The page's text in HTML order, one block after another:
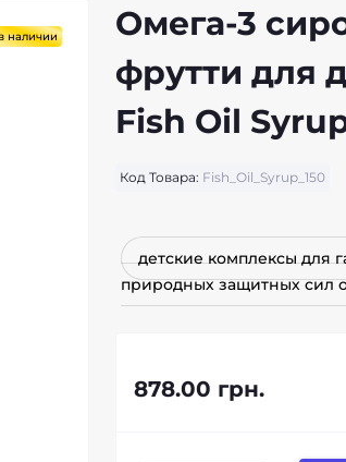
наличии
Омега-3
фрутти для
Fish Oil
Код Товара: Fish_Oil_Syrup_150
детские комплексы для
природных защитных сил
878.00 грн.